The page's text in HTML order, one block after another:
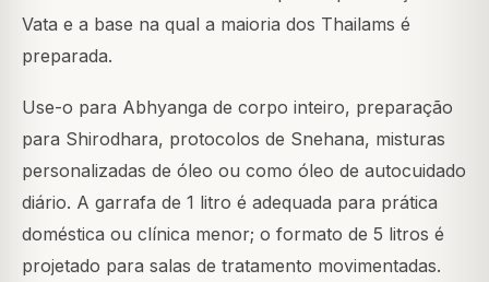
Vata e a base na qual a maioria dos Thailams é
preparada.
Use-o para Abhyanga de corpo inteiro, preparação
para Shirodhara, protocolos de Snehana, misturas
personalizadas de óleo ou como óleo de autocuidado
diário. A garrafa de 1 litro é adequada para prática
doméstica ou clínica menor; o formato de 5 litros é
projetado para salas de tratamento movimentadas.